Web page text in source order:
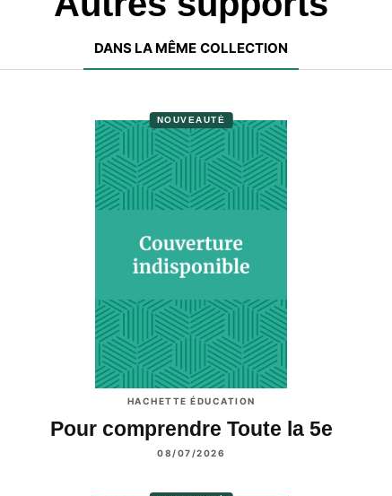
DANS LA MÊME COLLECTION
NOUVEAUTÉ
HACHETTE ÉDUCATION
Pour comprendre Toute la 5e
08/07/2026